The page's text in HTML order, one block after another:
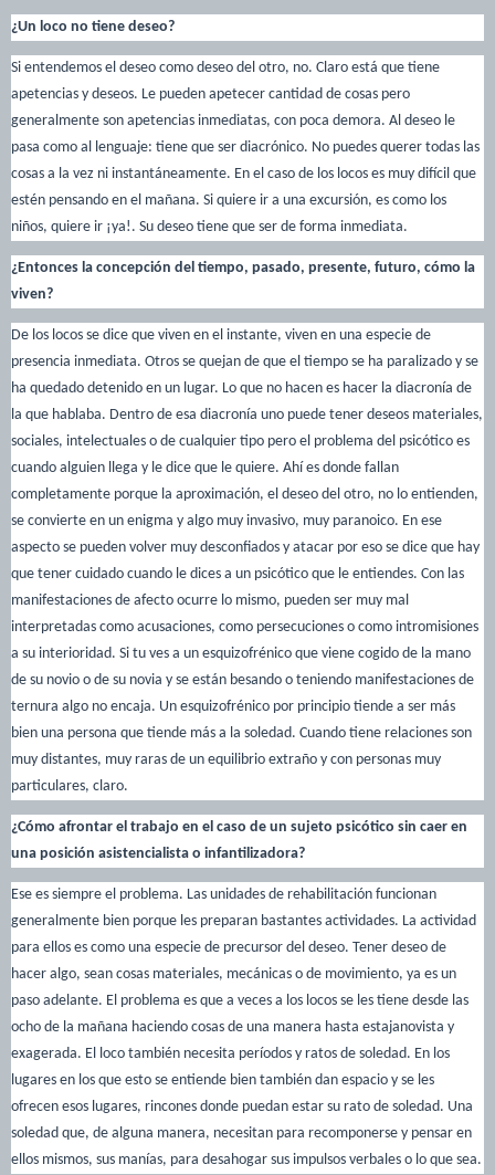
¿Un loco no tiene deseo?
Si entendemos el deseo como deseo del otro, no. Claro está que tiene
apetencias y deseos. Le pueden apetecer cantidad de cosas pero
generalmente son apetencias inmediatas, con poca demora. Al deseo le
pasa como al lenguaje: tiene que ser diacrónico. No puedes querer todas las
cosas a la vez ni instantáneamente. En el caso de los locos es muy difícil que
estén pensando en el mañana. Si quiere ir a una excursión, es como los
niños, quiere ir ¡ya!. Su deseo tiene que ser de forma inmediata.
¿Entonces la concepción del tiempo, pasado, presente, futuro, cómo la
viven?
De los locos se dice que viven en el instante, viven en una especie de
presencia inmediata. Otros se quejan de que el tiempo se ha paralizado y se
ha quedado detenido en un lugar. Lo que no hacen es hacer la diacronía de
la que hablaba. Dentro de esa diacronía uno puede tener deseos materiales,
sociales, intelectuales o de cualquier tipo pero el problema del psicótico es
cuando alguien llega y le dice que le quiere. Ahí es donde fallan
completamente porque la aproximación, el deseo del otro, no lo entienden,
se convierte en un enigma y algo muy invasivo, muy paranoico. En ese
aspecto se pueden volver muy desconfiados y atacar por eso se dice que hay
que tener cuidado cuando le dices a un psicótico que le entiendes. Con las
manifestaciones de afecto ocurre lo mismo, pueden ser muy mal
interpretadas como acusaciones, como persecuciones o como intromisiones
a su interioridad. Si tu ves a un esquizofrénico que viene cogido de la mano
de su novio o de su novia y se están besando o teniendo manifestaciones de
ternura algo no encaja. Un esquizofrénico por principio tiende a ser más
bien una persona que tiende más a la soledad. Cuando tiene relaciones son
muy distantes, muy raras de un equilibrio extraño y con personas muy
particulares, claro.
¿Cómo afrontar el trabajo en el caso de un sujeto psicótico sin caer en
una posición asistencialista o infantilizadora?
Ese es siempre el problema. Las unidades de rehabilitación funcionan
generalmente bien porque les preparan bastantes actividades. La actividad
para ellos es como una especie de precursor del deseo. Tener deseo de
hacer algo, sean cosas materiales, mecánicas o de movimiento, ya es un
paso adelante. El problema es que a veces a los locos se les tiene desde las
ocho de la mañana haciendo cosas de una manera hasta estajanovista y
exagerada. El loco también necesita períodos y ratos de soledad. En los
lugares en los que esto se entiende bien también dan espacio y se les
ofrecen esos lugares, rincones donde puedan estar su rato de soledad. Una
soledad que, de alguna manera, necesitan para recomponerse y pensar en
ellos mismos, sus manías, para desahogar sus impulsos verbales o lo que sea.